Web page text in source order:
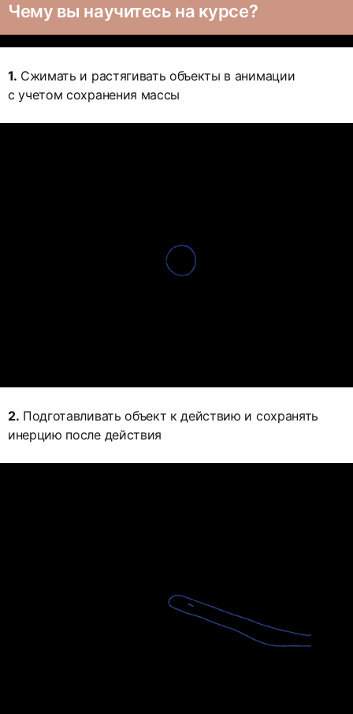
Чему вы научитесь на курсе?
1. Сжимать и растягивать объекты в анимации
с учетом сохранения массы
2. Подготавливать объект к действию и сохранять
инерцию после действия